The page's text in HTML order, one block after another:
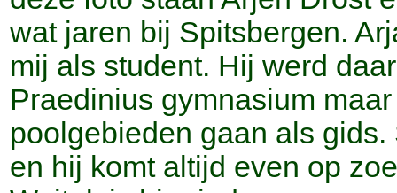
wat jaren bij Spitsbergen.
mij als student. Hij werd
Praedinius gymnasium
poolgebieden gaan als
en hij komt altijd even op